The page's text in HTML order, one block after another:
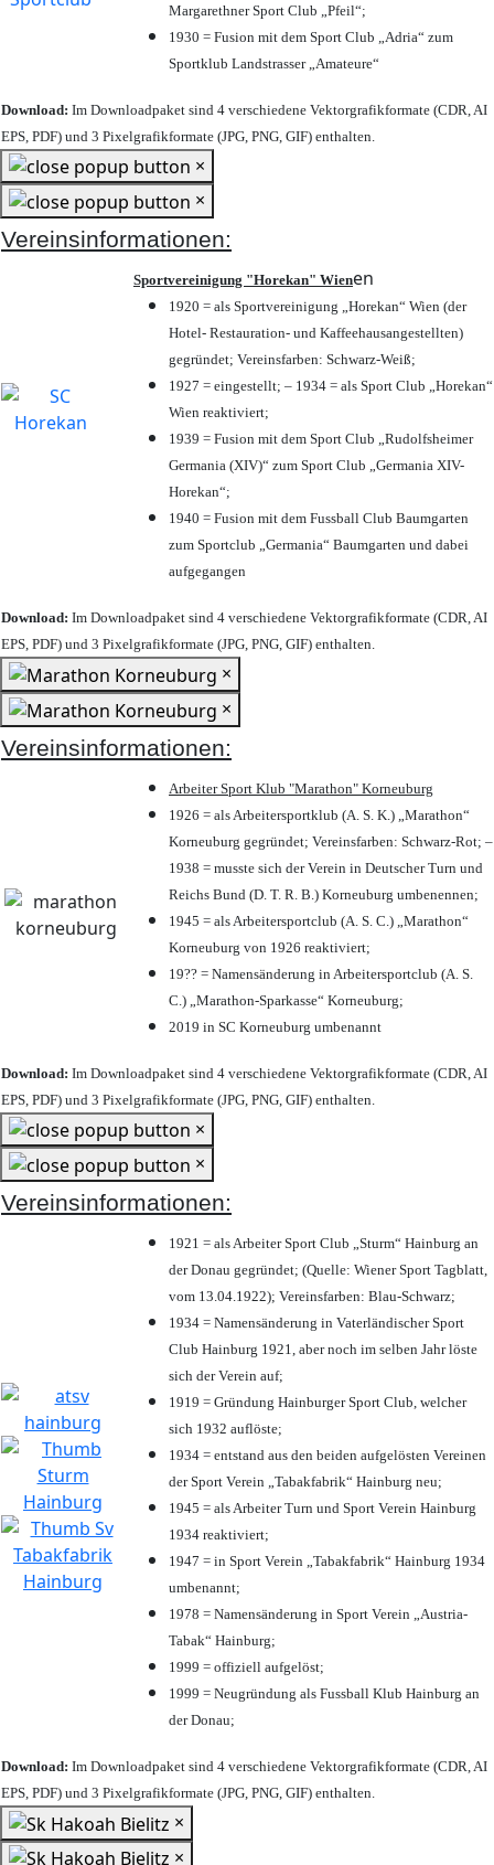
Margarethner Sport Club „Pfeil“;
1930 = Fusion mit dem Sport Club „Adria“ zum
Sportklub Landstrasser „Amateure“
Download: Im Downloadpaket sind 4 verschiedene Vektorgrafikformate (CDR, AI
EPS, PDF) und 3 Pixelgrafikformate (JPG, PNG, GIF) enthalten.
×
×
Vereinsinformationen:
Sportvereinigung "Horekan" Wienen
1920 = als Sportvereinigung „Horekan“ Wien (der
Hotel- Restauration- und Kaffeehausangestellten)
gegründet; Vereinsfarben: Schwarz-Weiß;
1927 = eingestellt; – 1934 = als Sport Club „Horekan“
Wien reaktiviert;
1939 = Fusion mit dem Sport Club „Rudolfsheimer
Germania (XIV)“ zum Sport Club „Germania XIV-
Horekan“;
1940 = Fusion mit dem Fussball Club Baumgarten
zum Sportclub „Germania“ Baumgarten und dabei
aufgegangen
Download: Im Downloadpaket sind 4 verschiedene Vektorgrafikformate (CDR, AI
EPS, PDF) und 3 Pixelgrafikformate (JPG, PNG, GIF) enthalten.
×
×
Vereinsinformationen:
Arbeiter Sport Klub "Marathon" Korneuburg
1926 = als Arbeitersportklub (A. S. K.) „Marathon“
Korneuburg gegründet; Vereinsfarben: Schwarz-Rot; –
1938 = musste sich der Verein in Deutscher Turn und
Reichs Bund (D. T. R. B.) Korneuburg umbenennen;
1945 = als Arbeitersportclub (A. S. C.) „Marathon“
Korneuburg von 1926 reaktiviert;
19?? = Namensänderung in Arbeitersportclub (A. S.
C.) „Marathon-Sparkasse“ Korneuburg;
2019 in SC Korneuburg umbenannt
Download: Im Downloadpaket sind 4 verschiedene Vektorgrafikformate (CDR, AI
EPS, PDF) und 3 Pixelgrafikformate (JPG, PNG, GIF) enthalten.
×
×
Vereinsinformationen:
1921 = als Arbeiter Sport Club „Sturm“ Hainburg an
der Donau gegründet; (Quelle: Wiener Sport Tagblatt,
vom 13.04.1922); Vereinsfarben: Blau-Schwarz;
1934 = Namensänderung in Vaterländischer Sport
Club Hainburg 1921, aber noch im selben Jahr löste
sich der Verein auf;
1919 = Gründung Hainburger Sport Club, welcher
sich 1932 auflöste;
1934 = entstand aus den beiden aufgelösten Vereinen
der Sport Verein „Tabakfabrik“ Hainburg neu;
1945 = als Arbeiter Turn und Sport Verein Hainburg
1934 reaktiviert;
1947 = in Sport Verein „Tabakfabrik“ Hainburg 1934
umbenannt;
1978 = Namensänderung in Sport Verein „Austria-
Tabak“ Hainburg;
1999 = offiziell aufgelöst;
1999 = Neugründung als Fussball Klub Hainburg an
der Donau;
Download: Im Downloadpaket sind 4 verschiedene Vektorgrafikformate (CDR, AI
EPS, PDF) und 3 Pixelgrafikformate (JPG, PNG, GIF) enthalten.
×
×